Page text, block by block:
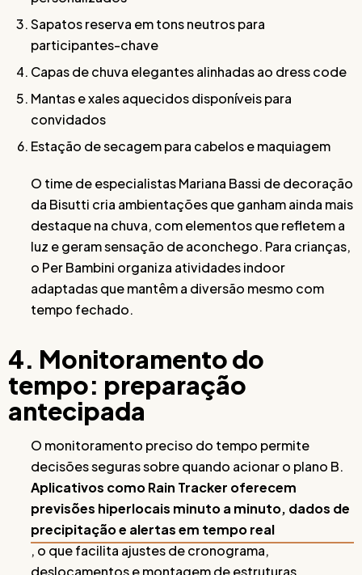
Sapatos reserva em tons neutros para
participantes-chave
Capas de chuva elegantes alinhadas ao dress code
Mantas e xales aquecidos disponíveis para
convidados
Estação de secagem para cabelos e maquiagem
O time de especialistas Mariana Bassi de decoração
da Bisutti cria ambientações que ganham ainda mais
destaque na chuva, com elementos que refletem a
luz e geram sensação de aconchego. Para crianças,
o Per Bambini organiza atividades indoor
adaptadas que mantêm a diversão mesmo com
tempo fechado.
4. Monitoramento do
tempo: preparação
antecipada
O monitoramento preciso do tempo permite
decisões seguras sobre quando acionar o plano B.
Aplicativos como Rain Tracker oferecem
previsões hiperlocais minuto a minuto, dados de
precipitação e alertas em tempo real
, o que facilita ajustes de cronograma,
deslocamentos e montagem de estruturas.